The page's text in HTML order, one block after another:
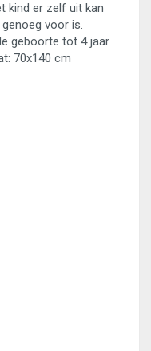
kind er zelf uit kan
voor is.
geboorte tot 4 jaar
70x140 cm